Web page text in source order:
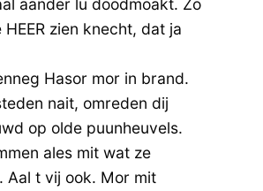
aander lu doodmoakt. Zo
zien knecht, dat ja
Hasor mor in brand.
nait, omreden dij
op olde puunheuvels.
ales mit wat ze
Aal t vij ook. Mor mit